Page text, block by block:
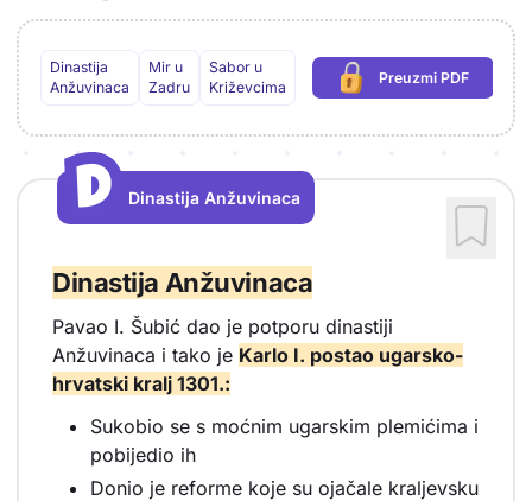
Dinastija
Anžuvinaca
Mir u
Zadru
Sabor u
Križevcima
Preuzmi PDF
(potrebna prijava)
D
D
Dinastija Anžuvinaca
Dinastija Anžuvinaca
Pavao I. Šubić dao je potporu dinastiji
Anžuvinaca i tako je Karlo I. postao ugarsko-
hrvatski kralj 1301.:
Sukobio se s moćnim ugarskim plemićima i
pobijedio ih
Donio je reforme koje su ojačale kraljevsku